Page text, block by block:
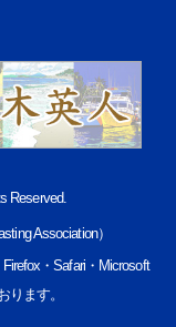
Reserved.
Association）
・Safari・Microsoft
ります。